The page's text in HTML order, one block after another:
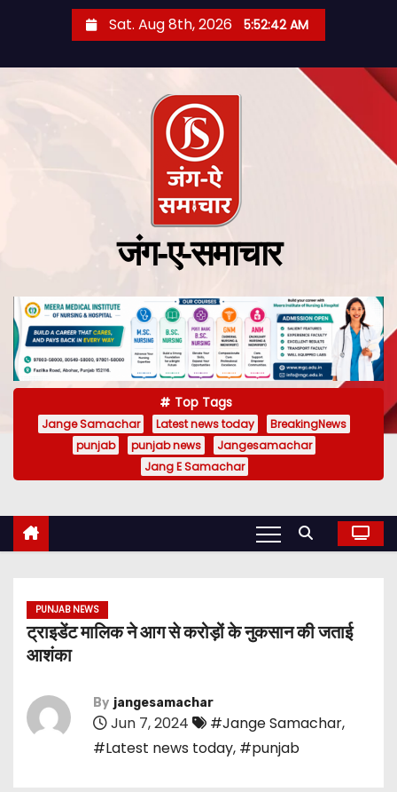
Sat. Aug 8th, 2026 5:52:43 AM
जंग-ए-समाचार
Top Tags
Jange Samachar Latest news today
BreakingNews
punjab
punjab news
Jangesamachar
Jang E Samachar
PUNJAB NEWS
ट्राइडेंट मालिक ने आग से करोड़ों के नुकसान की जताई
आशंका
By jangesamachar
Jun 7, 2024 #Jange Samachar,
#Latest news today, #punjab